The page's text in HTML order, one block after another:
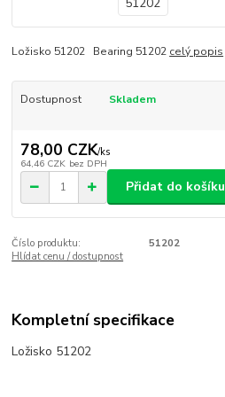
Ložisko 51202 Bearing 51202 celý popis
Dostupnost Skladem
78,00 CZK/ks
64,46 CZK bez DPH
Přidat do košíku
Číslo produktu:
51202
Hlídat cenu / dostupnost
Kompletní specifikace
Ložisko 51202